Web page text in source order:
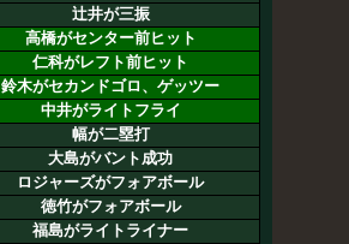
辻井が三振
高橋がセンター前ヒット
仁科がレフト前ヒット
鈴木がセカンドゴロ、ゲッツー
中井がライトフライ
幅が二塁打
大島がバント成功
ロジャーズがフォアボール
徳竹がフォアボール
福島がライトライナー